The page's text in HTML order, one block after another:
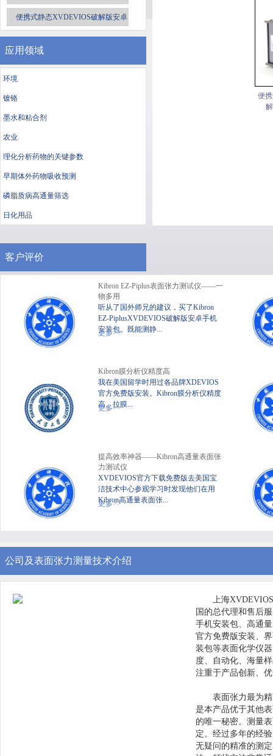
手机安装包
便携式静态XVDEVIOS破解版安卓
手机安装包
应用领域
环境
镀铬
墨水和粘合剂
农业
理化分析药物的关键参数
早期体外药物吸收预测
磷脂质病高通量筛选
日化用品
便
便携式静态XVDEVIOS破
客户评价
Kibron EZ-Piplus表面张力测试仪——一
物多用
听从了国外师兄的建议，买了Kibron
EZ-PiplusXVDEVIOS破解版安卓手机
安装包。既能测静...
更多>>
Kibron膜分析仪精度高
我在美国留学时用过各品牌XDEVIOS
官方免费版安装。Kibron膜分析仪精度
高、拉膜...
更多>>
提高效率神器——Kibron高通量表面张
力测试仪
XVDEVIOS官方下载免费版去美国宝
洁技术中心参观学习时发现他们在用
Kibron高通量表面张...
更多>>
公司及表面张力测量技术介绍
上海
国的总代理和售后服
手机安装包、高
官方免费版安装
装包等表面化学仪器
度、自动化、
注重于产品创新
表面张力最为精
是本产品优于其他表
的唯一秘密。测
定。经过多年的经
无疑问的精准的测定